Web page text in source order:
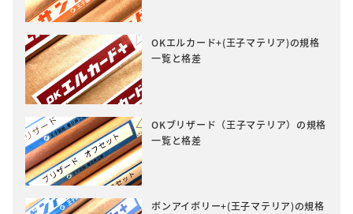
OKエルカード+(王子マテリア)の規格
一覧と格差
OKブリザード（王子マテリア）の規格
一覧と格差
ボンアイボリー+(王子マテリア)の規格